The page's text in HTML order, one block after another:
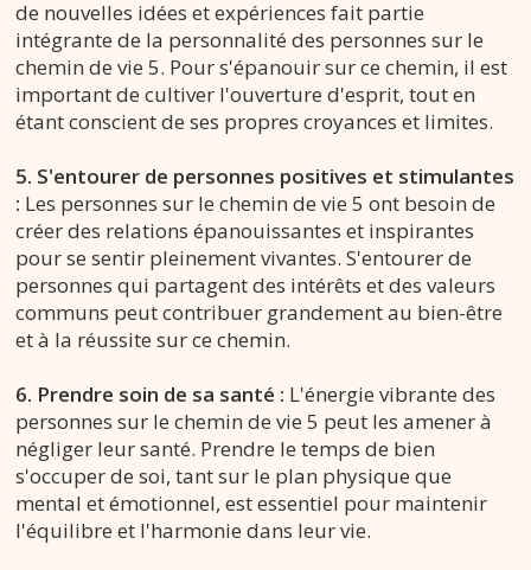
de nouvelles idées et expériences fait partie
intégrante de la personnalité des personnes sur le
chemin de vie 5. Pour s'épanouir sur ce chemin, il est
important de cultiver l'ouverture d'esprit, tout en
étant conscient de ses propres croyances et limites.
5. S'entourer de personnes positives et stimulantes
: Les personnes sur le chemin de vie 5 ont besoin de
créer des relations épanouissantes et inspirantes
pour se sentir pleinement vivantes. S'entourer de
personnes qui partagent des intérêts et des valeurs
communs peut contribuer grandement au bien-être
et à la réussite sur ce chemin.
6. Prendre soin de sa santé : L'énergie vibrante des
personnes sur le chemin de vie 5 peut les amener à
négliger leur santé. Prendre le temps de bien
s'occuper de soi, tant sur le plan physique que
mental et émotionnel, est essentiel pour maintenir
l'équilibre et l'harmonie dans leur vie.